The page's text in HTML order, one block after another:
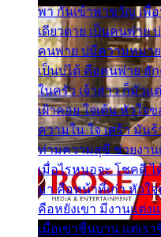
พา กันเข้าพาขวัญ เพื่อ
เดียวดาย เป็นคนพ่าย
คนพ่าย บ่มีความหมาย
เป็นบ่ได้ คือคนพ่าย ฮั
ในครัว เจ้าสาว ก็มัวแ
เฝ้าคอย ใจเต้น หัวใจ
ความใน ใจ เศร้า มัน
ท่ามความสุขี ช่วยงาน
เมื่อไรหนอจะ โชคดี
มา คือหน้าที่เก่า หัวใ
คือหยังเขา มีงานแต่ง
เมื่อเขาชื่นบาน แต่เร